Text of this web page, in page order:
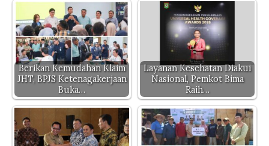
Berikan Kemudahan Klaim
JHT, BPJS Ketenagakerjaan
Buka…
Layanan Kesehatan Diakui
Nasional, Pemkot Bima
Raih…